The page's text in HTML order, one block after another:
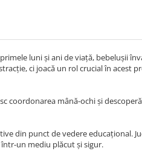
luni și ani de viață, bebelușii
ci joacă un rol crucial în acest
coordonarea mână-ochi și
din punct de vedere educațional.
un mediu plăcut și sigur.